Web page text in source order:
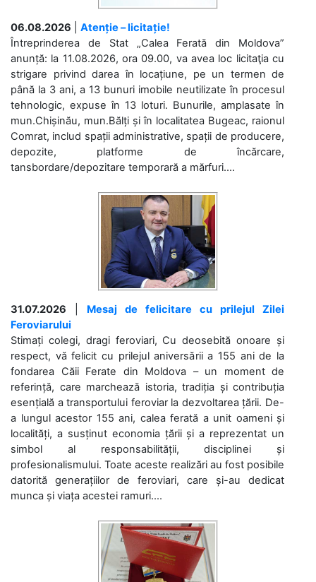
06.08.2026
Atenție – licitație!
Întreprinderea de Stat „Calea Ferată din Moldova”
anunță: la 11.08.2026, ora 09.00, va avea loc licitaţia cu
strigare privind darea în locațiune, pe un termen de
până la 3 ani, a 13 bunuri imobile neutilizate în procesul
tehnologic, expuse în 13 loturi. Bunurile, amplasate în
mun.Chișinău, mun.Bălți și în localitatea Bugeac, raionul
Comrat, includ spații administrative, spații de producere,
depozite, platforme de încărcare,
tansbordare/depozitare temporară a mărfuri....
31.07.2026
Mesaj de felicitare cu prilejul Zilei
Feroviarului
Stimați colegi, dragi feroviari, Cu deosebită onoare și
respect, vă felicit cu prilejul aniversării a 155 ani de la
fondarea Căii Ferate din Moldova – un moment de
referință, care marchează istoria, tradiția și contribuția
esențială a transportului feroviar la dezvoltarea țării. De-
a lungul acestor 155 ani, calea ferată a unit oameni și
localități, a susținut economia țării și a reprezentat un
simbol al responsabilității, disciplinei și
profesionalismului. Toate aceste realizări au fost posibile
datorită generațiilor de feroviari, care și-au dedicat
munca și viața acestei ramuri....